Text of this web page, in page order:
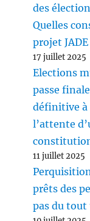
des
Quelles
projet
17 juillet 2025
Elections
passe
définitive à
l’attente
11 juillet 2025
prêts des
pas du tout